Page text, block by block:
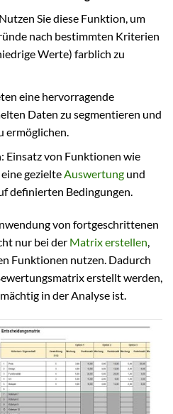
Sie diese Funktion, um
nach bestimmten Kriterien
Werte) farblich zu
eine hervorragende
Daten zu segmentieren und
ermöglichen.
Einsatz von Funktionen wie
gezielteAuswertungund
definierten Bedingungen.
von fortgeschrittenen
nur bei der Matrix erstellen,
Funktionen nutzen. Dadurch
erstellt werden,
in der Analyse ist.